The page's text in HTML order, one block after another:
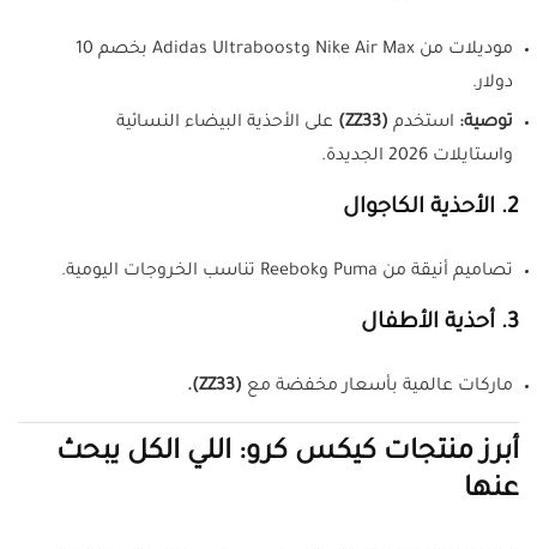
موديلات من Nike Air Max وAdidas Ultraboost بخصم 10
دولار.
توصية: استخدم (ZZ33)
على الأحذية البيضاء النسائية
واستايلات 2026 الجديدة.
2. الأحذية الكاجوال
تصاميم أنيقة من Puma وReebok تناسب الخروجات اليومية.
3. أحذية الأطفال
ماركات عالمية بأسعار مخفضة مع (ZZ33).
أبرز منتجات كيكس كرو: اللي الكل يبحث
عنها